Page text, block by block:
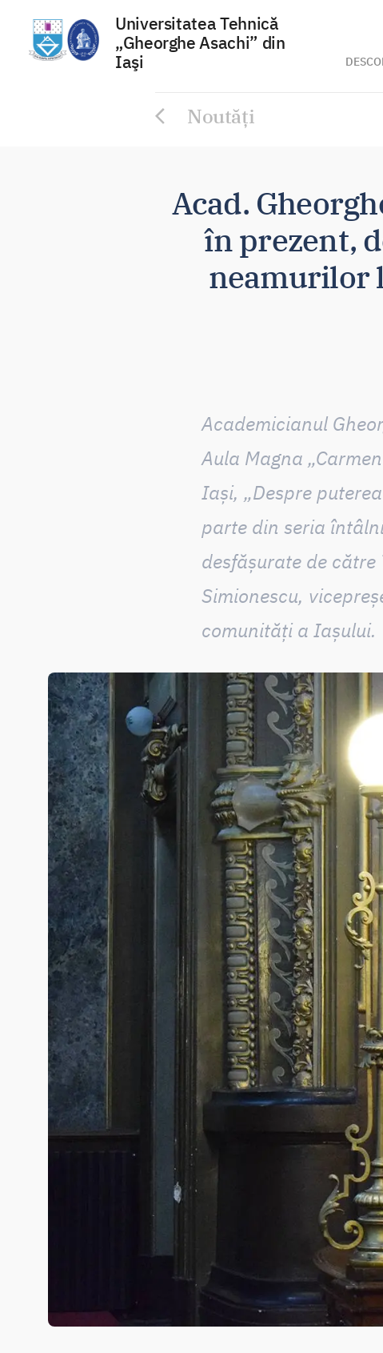
Universitatea Tehnică
„Gheorghe Asachi” din
Iaşi
Noutăți
Acad.
în prezent,
neamurilor
Academicianul
Aula Magna
Iași, „Despre
parte din seria
desfășurate de
Simionescu,
comunități a Iașului.